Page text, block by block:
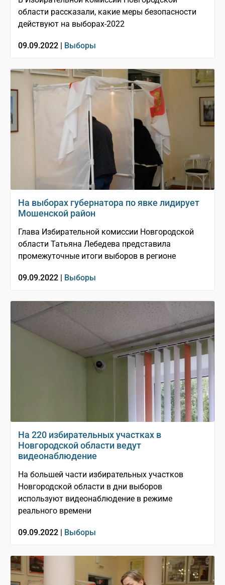
области рассказали, какие меры безопасности
действуют на выборах-2022
09.09.2022 | Выборы
На выборах губернатора по явке лидирует
Мошенской район
Глава Избирательной комиссии Новгородской
области Татьяна Лебедева представила
промежуточные итоги выборов в регионе
09.09.2022 | Выборы
На 220 избирательных участках в
Новгородской области ведут
видеонаблюдение
На большей части избирательных участков
Новгородской области в дни выборов
используют видеонаблюдение в режиме
реального времени
09.09.2022 | Выборы